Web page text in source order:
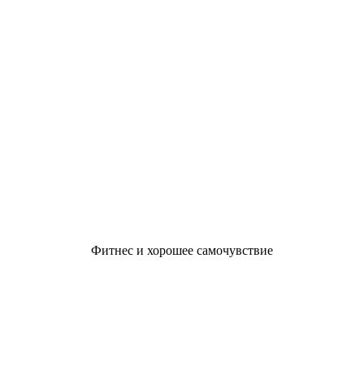
Фитнес и хорошее самочувствие